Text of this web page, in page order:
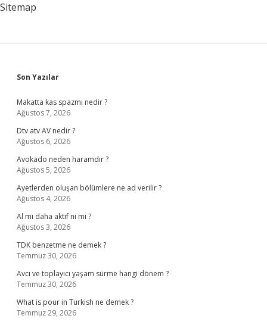
Sitemap
Sidebar
Son Yazılar
Makatta kas spazmı nedir ?
Ağustos 7, 2026
Dtv atv AV nedir ?
Ağustos 6, 2026
Avokado neden haramdır ?
Ağustos 5, 2026
Ayetlerden oluşan bölümlere ne ad verilir ?
Ağustos 4, 2026
Al mı daha aktif ni mi ?
Ağustos 3, 2026
TDK benzetme ne demek ?
Temmuz 30, 2026
Avcı ve toplayıcı yaşam sürme hangi dönem ?
Temmuz 30, 2026
What is pour in Turkish ne demek ?
Temmuz 29, 2026